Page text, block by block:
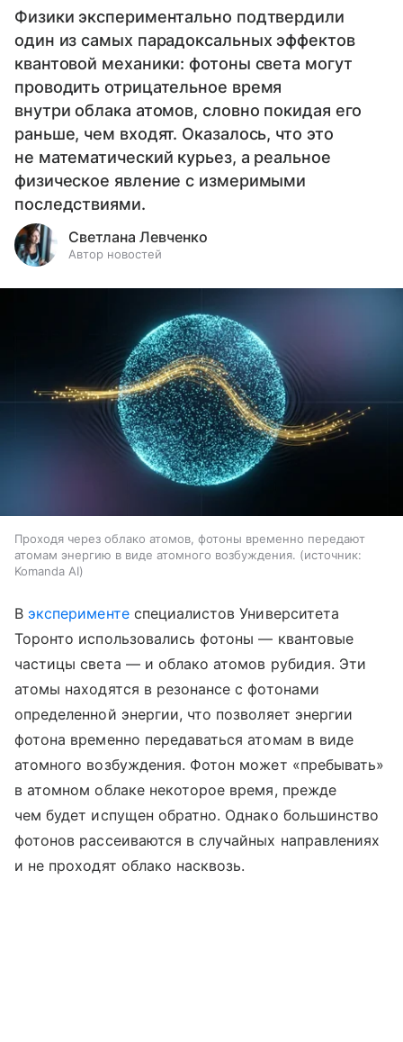
Физики экспериментально подтвердили
один из самых парадоксальных эффектов
квантовой механики: фотоны света могут
проводить отрицательное время
внутри облака атомов, словно покидая его
раньше, чем входят. Оказалось, что это
не математический курьез, а реальное
физическое явление с измеримыми
последствиями.
Светлана Левченко
Автор новостей
Проходя через облако атомов, фотоны временно передают
атомам энергию в виде атомного возбуждения.
источник:
Komanda AI
В экспериментеспециалистов Университета
Торонто использовались фотоны — квантовые
частицы света — и облако атомов рубидия. Эти
атомы находятся в резонансе с фотонами
определенной энергии, что позволяет энергии
фотона временно передаваться атомам в виде
атомного возбуждения. Фотон может «пребывать»
в атомном облаке некоторое время, прежде
чем будет испущен обратно. Однако большинство
фотонов рассеиваются в случайных направлениях
и не проходят облако насквозь.